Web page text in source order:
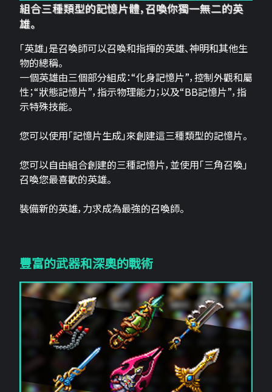
組合三種類型的記憶片體，召喚你獨一無二的英
雄。
「英雄」是召喚師可以召喚和指揮的英雄、神明和其他生
物的總稱。
一個英雄由三個部分組成：“化身記憶片”，控制外觀和屬
性；“狀態記憶片”，指示物理能力；以及“BB記憶片”，指
示特殊技能。
您可以使用「記憶片生成」來創建這三​​種類型的記憶片。
您可以自由組合創建的三種記憶片，並使用「三角召喚」
召喚您最喜歡的英雄。
裝備新的英雄，力求成為最強的召喚師。
豐富的武器和深奧的戰術